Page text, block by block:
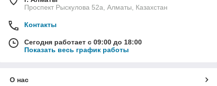
Проспект Рыскулова 52а, Алматы, Казахстан
Контакты
Сегодня работает с 09:00 до 18:00
Показать весь график работы
О нас